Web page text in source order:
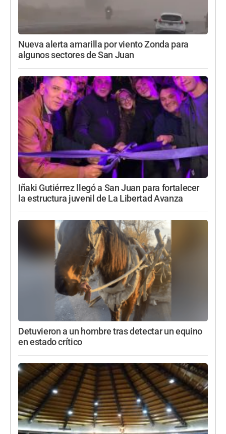
Nueva alerta amarilla por viento Zonda para
algunos sectores de San Juan
Iñaki Gutiérrez llegó a San Juan para fortalecer
la estructura juvenil de La Libertad Avanza
Detuvieron a un hombre tras detectar un equino
en estado crítico